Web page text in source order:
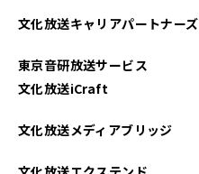
文化放送キャリアパートナーズ
東京音研放送サービス
文化放送iCraft
文化放送メディアブリッジ